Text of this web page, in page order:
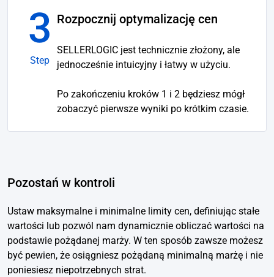
3
Step
Rozpocznij optymalizację cen
SELLERLOGIC jest technicznie złożony, ale
jednocześnie intuicyjny i łatwy w użyciu.
Po zakończeniu kroków 1 i 2 będziesz mógł
zobaczyć pierwsze wyniki po krótkim czasie.
Pozostań w kontroli
Ustaw maksymalne i minimalne limity cen, definiując stałe
wartości lub pozwól nam dynamicznie obliczać wartości na
podstawie pożądanej marży. W ten sposób zawsze możesz
być pewien, że osiągniesz pożądaną minimalną marżę i nie
poniesiesz niepotrzebnych strat.